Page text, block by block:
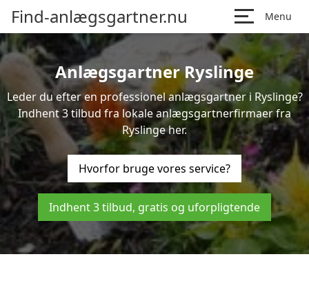
Find-anlægsgartner.nu Menu
Anlægsgartner Ryslinge
Leder du efter en professionel anlægsgartner i Ryslinge?
Indhent 3 tilbud fra lokale anlægsgartnerfirmaer fra
Ryslinge her.
Hvorfor bruge vores service?
Indhent 3 tilbud, gratis og uforpligtende